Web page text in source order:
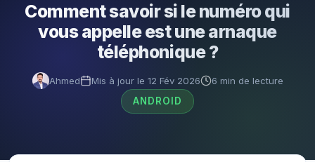
Comment savoir si le numéro qui
vous appelle est une arnaque
téléphonique ?
Ahmed Mis à jour le 12 Fév 2026
6 min de lecture
ANDROID